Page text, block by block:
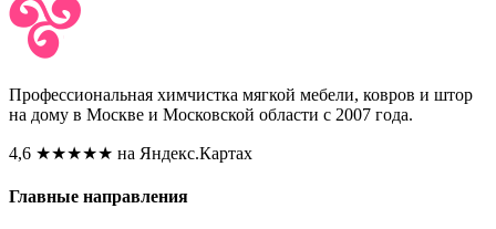
Профессиональная химчистка мягкой мебели, ковров и штор
на дому в Москве и Московской области с 2007 года.
4,6 ★★★★★ на Яндекс.Картах
Главные направления